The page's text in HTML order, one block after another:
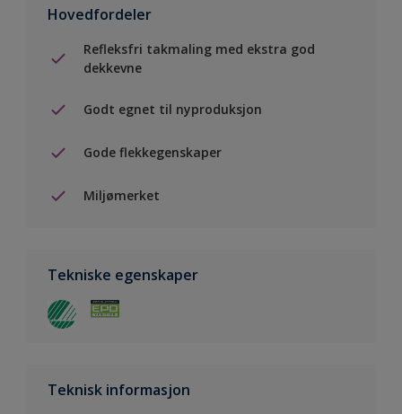
Hovedfordeler
Refleksfri takmaling med ekstra god
dekkevne
Godt egnet til nyproduksjon
Gode flekkegenskaper
Miljømerket
Tekniske egenskaper
Teknisk informasjon